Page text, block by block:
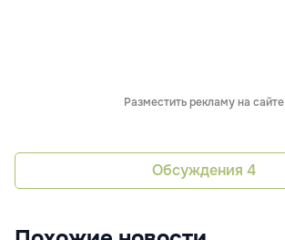
Разместить рекламу на сайте
Обсуждения 4